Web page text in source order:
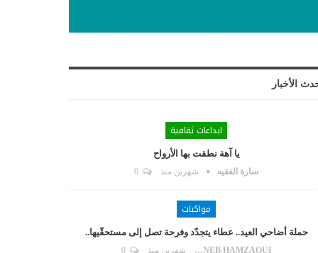
الأخبار
ابداعات ثقافية
يا آهة نطقت بها الأرواح
سارة الفقيه شهرين منذ
مواكبات
حملة أضاحي العيد.. عطاء يتجدّد وفرحة تصل إلى مستحقّيها..
ZAYNEB HAMZAOUI شهرين منذ 0